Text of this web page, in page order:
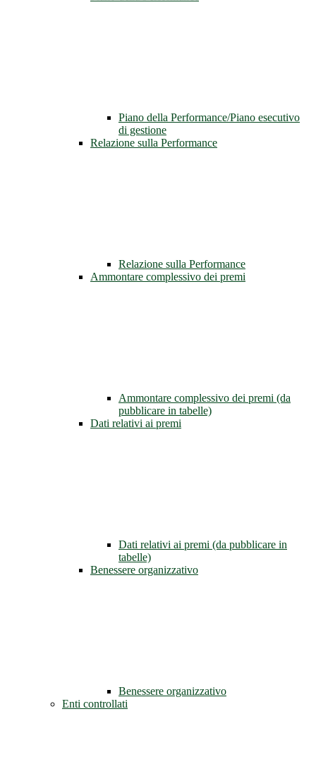
Piano della Performance/Piano esecutivo
di gestione
Relazione sulla Performance
Relazione sulla Performance
Ammontare complessivo dei premi
Ammontare complessivo dei premi (da
pubblicare in tabelle)
Dati relativi ai premi
Dati relativi ai premi (da pubblicare in
tabelle)
Benessere organizzativo
Benessere organizzativo
Enti controllati